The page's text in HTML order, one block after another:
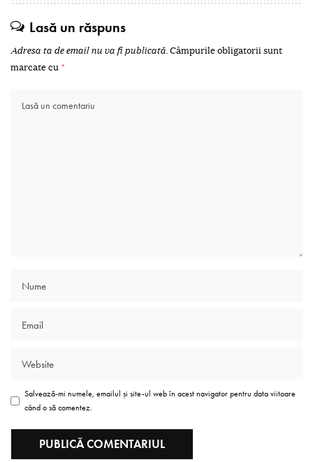
Lasă un răspuns
Adresa ta de email nu va fi publicată.Câmpurile obligatorii sunt
marcate cu *
Salvează-mi numele, emailul și site-ul web în acest navigator pentru data viitoare
când o să comentez.